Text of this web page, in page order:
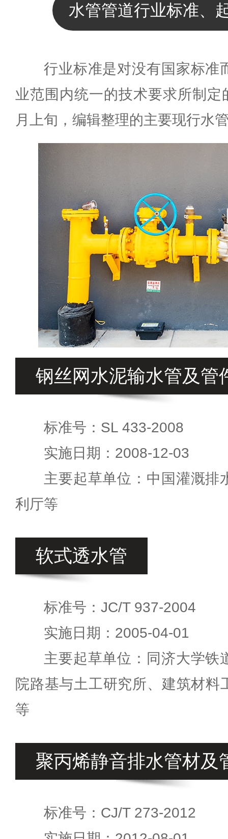
水管管道行业标准、
行业标准是对没有国家标准
业范围内统一的技术要求所制
月上旬，编辑整理的主要现行水
钢丝网水泥输水管及管
标准号：SL 433-2008
实施日期：2008-12-03
主要起草单位：中国灌溉排
利厅等
软式透水管
标准号：JC/T 937-2004
实施日期：2005-04-01
主要起草单位：同济大学铁
院路基与土工研究所、建筑材料
等
聚丙烯静音排水管材及
标准号：CJ/T 273-2012